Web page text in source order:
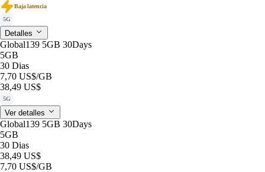
Baja latencia
5G
Detalles
Global139 5GB 30Days
5GB
30 Dias
7,70 US$/GB
38,49 US$
5G
Ver detalles
Global139 5GB 30Days
5GB
30 Dias
38,49 US$
7,70 US$/GB